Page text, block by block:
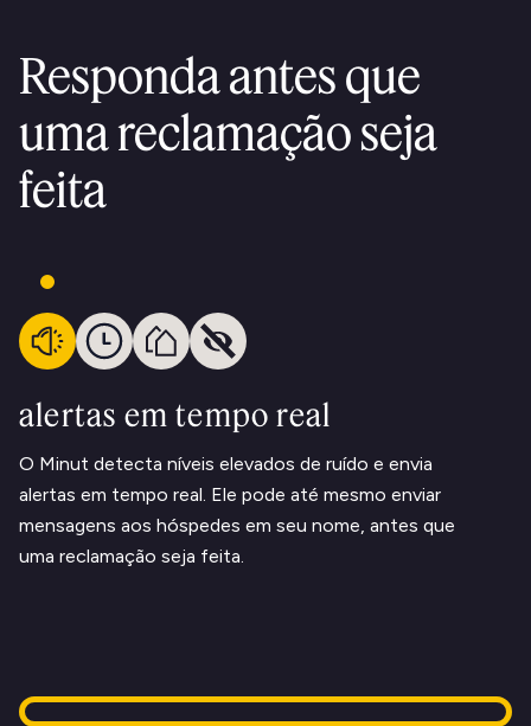
Responda antes que
uma reclamação seja
feita
alertas em tempo real
O Minut detecta níveis elevados de ruído e envia
alertas em tempo real. Ele pode até mesmo enviar
mensagens aos hóspedes em seu nome, antes que
uma reclamação seja feita.